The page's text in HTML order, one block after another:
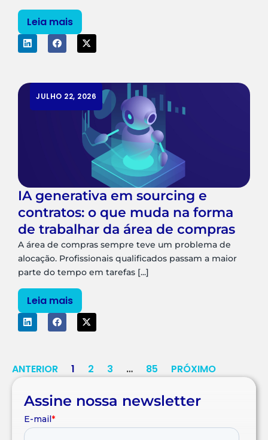
Leia mais
JULHO 22, 2026
IA generativa em sourcing e
contratos: o que muda na forma
de trabalhar da área de compras
A área de compras sempre teve um problema de
alocação. Profissionais qualificados passam a maior
parte do tempo em tarefas [...]
Leia mais
ANTERIOR 1 2 3 … 85 PRÓXIMO
Assine nossa newsletter